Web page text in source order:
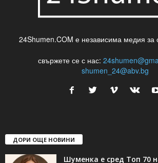
24Shumen.COM е независима медия
свържете се с нас:
shumen_24@abv.bg
ДОРИ ОЩЕ НОВИНИ
Шуменка е сред Топ 70